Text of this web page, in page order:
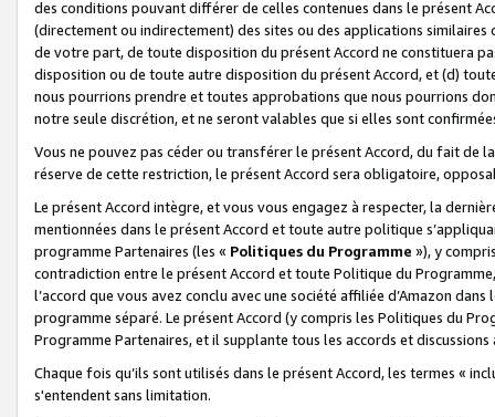
des conditions pouvant différer de celles contenues dans le présent
(directement ou indirectement) des sites ou des applications
de votre part, de toute disposition du présent Accord ne constituera
disposition ou de toute autre disposition du présent Accord, et (d)
nous pourrions prendre et toutes approbations que nous pourrions
notre seule discrétion, et ne seront valables que si elles sont
Vous ne pouvez pas céder ou transférer le présent Accord, du fait de
réserve de cette restriction, le présent Accord sera obligatoire,
Le présent Accord intègre, et vous vous engagez à respecter, la
mentionnées dans le présent Accord et toute autre politique
programme Partenaires (les « Politiques du Programme »), y
contradiction entre le présent Accord et toute Politique du
l’accord que vous avez conclu avec une société affiliée d’Amazon
programme séparé. Le présent Accord (y compris les Politiques du
Programme Partenaires, et il supplante tous les accords et discussions
Chaque fois qu’ils sont utilisés dans le présent Accord, les termes «
s'entendent sans limitation.